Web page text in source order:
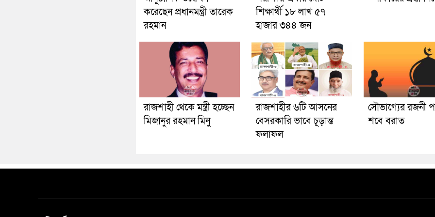
করেছেন প্রধানমন্ত্রী তারেক
রহমান
শিক্ষার্থী ১৮ লাখ ৫৭
হাজার ৩৪৪ জন
রাজশাহী থেকে মন্ত্রী হচ্ছেন
মিজানুর রহমান মিনু
রাজশাহীর ৬টি আসনের
বেসরকারি ভাবে চূড়ান্ত
ফলাফল
সৌভাগ্যের রজনী
শবে বরাত